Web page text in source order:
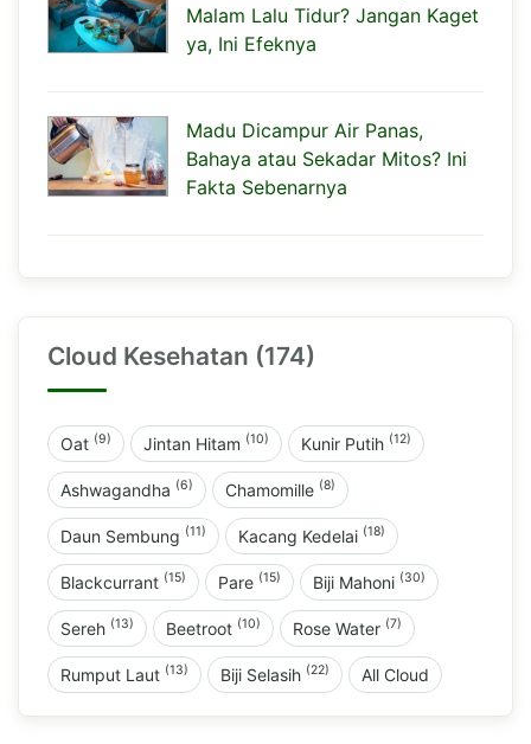
Malam Lalu Tidur? Jangan Kaget
ya, Ini Efeknya
Madu Dicampur Air Panas,
Bahaya atau Sekadar Mitos? Ini
Fakta Sebenarnya
Cloud Kesehatan (174)
Oat (9) Jintan Hitam (10) Kunir Putih (12)
Ashwagandha (6) Chamomille (8)
Daun Sembung (11) Kacang Kedelai (18)
Blackcurrant (15) Pare (15) Biji Mahoni (30)
Sereh (13) Beetroot (10) Rose Water (7)
Rumput Laut (13) Biji Selasih (22) All Cloud